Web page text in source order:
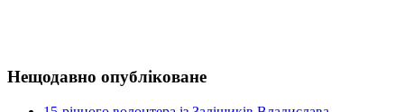
Нещодавно опубліковане